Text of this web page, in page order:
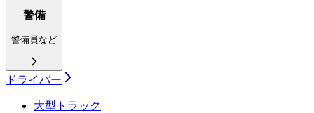
警備
警備員など
ドライバー
大型トラック